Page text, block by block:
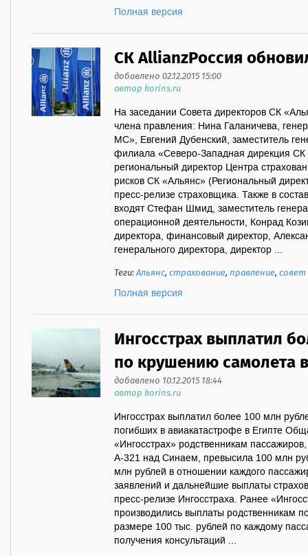
Полная версия
СК AllianzРоссия
добавлено 02.12.2015 15:00
автор korins.ru
На заседании Совета директоров СК
члена правления: Нина Галаничева,
МС», Евгений Дубенский, заместитель
филиала «Северо-Западная дирекция
региональный директор Центра
рисков СК «Альянс» (Региональный
пресс-релизе страховщика. Также в
входят Стефан Шмид, заместитель
операционной деятельности, Конрад
директора, финансовый директор,
генерального директора, директор ...
Теги:Альянс,страхование,правление,
Полная версия
Ингосстрах выплатил
по крушению самолета
добавлено 10.12.2015 18:44
автор korins.ru
Ингосстрах выплатил более 100 млн
погибших в авиакатастрофе в Египте
«Ингосстрах» родственникам
А-321 над Синаем, превысила 100 млн
млн рублей в отношении каждого
заявлений и дальнейшие выплаты
пресс-релизе Ингосстраха. Ранее
производились выплаты родственникам
размере 100 тыс. рублей по каждому
получения консультаций ...